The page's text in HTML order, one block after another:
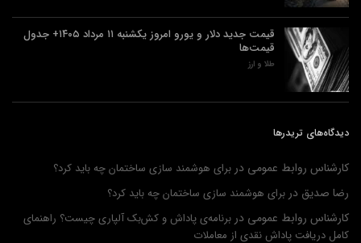
قیمت جدید دلار و یورو امروز یکشنبه ۱۱ مرداد ۱۴۰۵+ جدول
قیمت‌ها
طلا و ارز
دیدگاه‌های تریدرها
کارشناس روابط عمومی در برای هوشمند سازی ساختمان چه باید کرد؟
رضا صدیق در برای هوشمند سازی ساختمان چه باید کرد؟
کارشناس روابط عمومی در برنامه‌ی پاداش و کش‌بک آلپاری چیست؟ راهنمای
کامل دریافت پاداش نقدی از معاملات